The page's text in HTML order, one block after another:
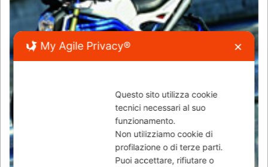
My Agile Privacy® ✕
Questo sito utilizza cookie
tecnici necessari al suo
funzionamento.
Non utilizziamo cookie di
profilazione o di terze parti.
Puoi accettare, rifiutare o